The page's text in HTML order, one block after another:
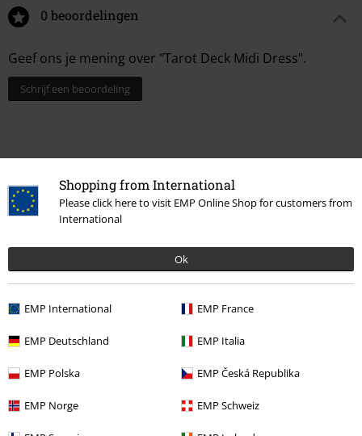
Shopping from International
Please click here to visit EMP Online Shop for customers from
International
Ok
EMP International EMP France
EMP Deutschland EMP Italia
EMP Polska EMP Česká Republika
EMP Norge EMP Schweiz
0 beoordelingen
Geef ons je mening over "Tarot Deck Midi Dress".
Schrijf een beoordeling